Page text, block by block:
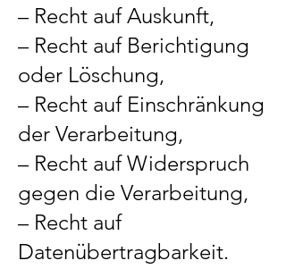
– Recht auf Auskunft,
– Recht auf Berichtigung
oder Löschung,
– Recht auf Einschränkung
der Verarbeitung,
– Recht auf Widerspruch
gegen die Verarbeitung,
– Recht auf
Datenübertragbarkeit.